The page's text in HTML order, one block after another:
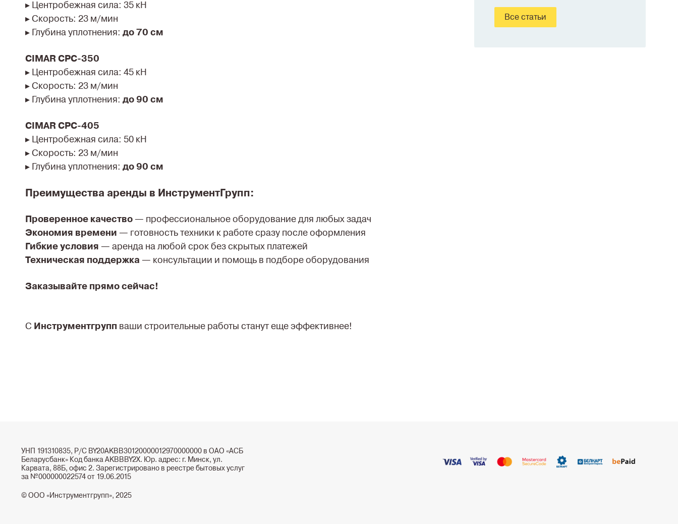
▸ Центробежная сила: 35 кН
▸ Скорость: 23 м/мин
▸ Глубина уплотнения: до 70 см
CIMAR CPC-350
▸ Центробежная сила: 45 кН
▸ Скорость: 23 м/мин
▸ Глубина уплотнения: до 90 см
CIMAR CPC-405
▸ Центробежная сила: 50 кН
▸ Скорость: 23 м/мин
▸ Глубина уплотнения: до 90 см
Преимущества аренды в ИнструментГрупп:
Проверенное качество— профессиональное оборудование для любых задач
Экономия времени — готовность техники к работе сразу после оформления
Гибкие условия — аренда на любой срок без скрытых платежей
Техническая поддержка — консультации и помощь в подборе оборудования
Заказывайте прямо сейчас!
С Инструментгрупп ваши строительные работы станут еще эффективнее!
Все статьи
УНП 191310835, Р/С BY20AKBB30120000012970000000 в ОАО «АСБ
Беларусбанк» Код банка AKBBBY2X. Юр. адрес: г. Минск, ул.
Карвата, 88Б, офис 2. Зарегистрировано в реестре бытовых услуг
за №000000022574 от 19.06.2015
© ООО «Инструментгрупп», 2025